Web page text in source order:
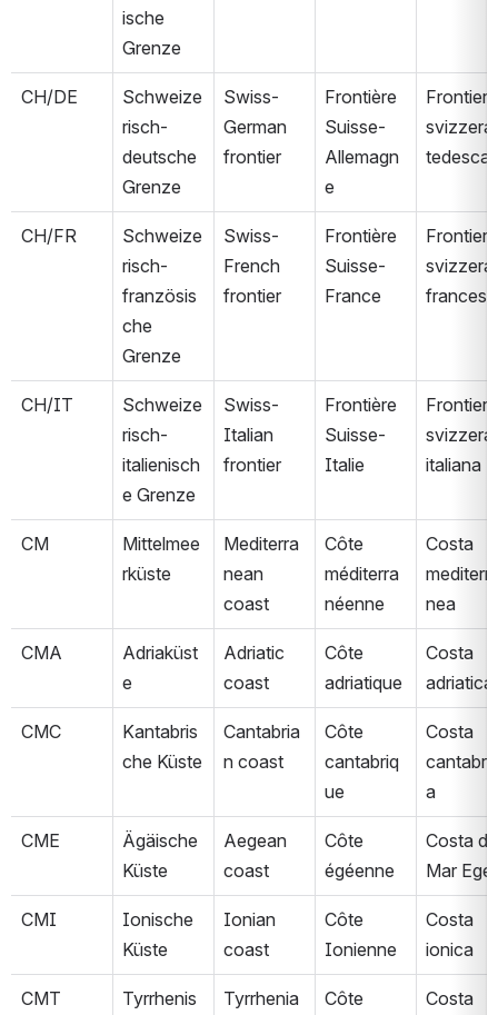
ische
Grenze
CH/DE
Schweize
risch-
deutsche
Grenze
Swiss-
German
frontier
Frontière
Suisse-
Allemagn
e
Frontiera
tedesca
CH/FR
Schweize
risch-
französis
che
Grenze
Swiss-
French
frontier
Frontière
Suisse-
France
Frontiera
francese
CH/IT
Schweize
risch-
italienisch
e Grenze
Swiss-
Italian
frontier
Frontière
Suisse-
Italie
Frontiera
italiana
CM
Mittelmee
rküste
Mediterra
nean
coast
Côte
méditerra
néenne
Costa
nea
CMA
Adriaküst
e
Adriatic
coast
Côte
adriatique
Costa
adriatica
CMC
Kantabris
che Küste
Cantabria
n coast
Côte
cantabriq
ue
Costa
a
CME
Ägäische
Küste
Aegean
coast
Côte
égéenne
Costa
Mar
CMI
Ionische
Küste
Ionian
coast
Côte
Ionienne
Costa
ionica
CMT
Tyrrhenis
Tyrrhenia
Côte
Costa